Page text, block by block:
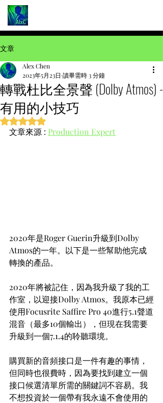
文章
轉戰杜比全景聲 (Dolby Atmos) -
有用的小技巧
Alex Chen
2023年5月23日 讀畢需時 3 分鐘
評等為 NaN（最高為 5 顆星）。
文章來源 : Production Expert
2020年是Roger Guerin升級到Dolby
Atmos的一年。以下是一些幫助他完成
轉換的產品。
2020年將被記住，因為我升級了我的工
作室，以迎接Dolby Atmos。我原本已經
使用Focusrite Saffire Pro 40進行5.1聲道
混音（最多10個輸出），但現在我需要
升級到一個7.1.4的聆聽環境。
購買新的音頻接口是一件有趣的事情，
但同時也很費時，因為要找到建立一個
接口候選清單所需的關鍵詞不容易。我
不想投資於一個帶有我永遠不會使用的